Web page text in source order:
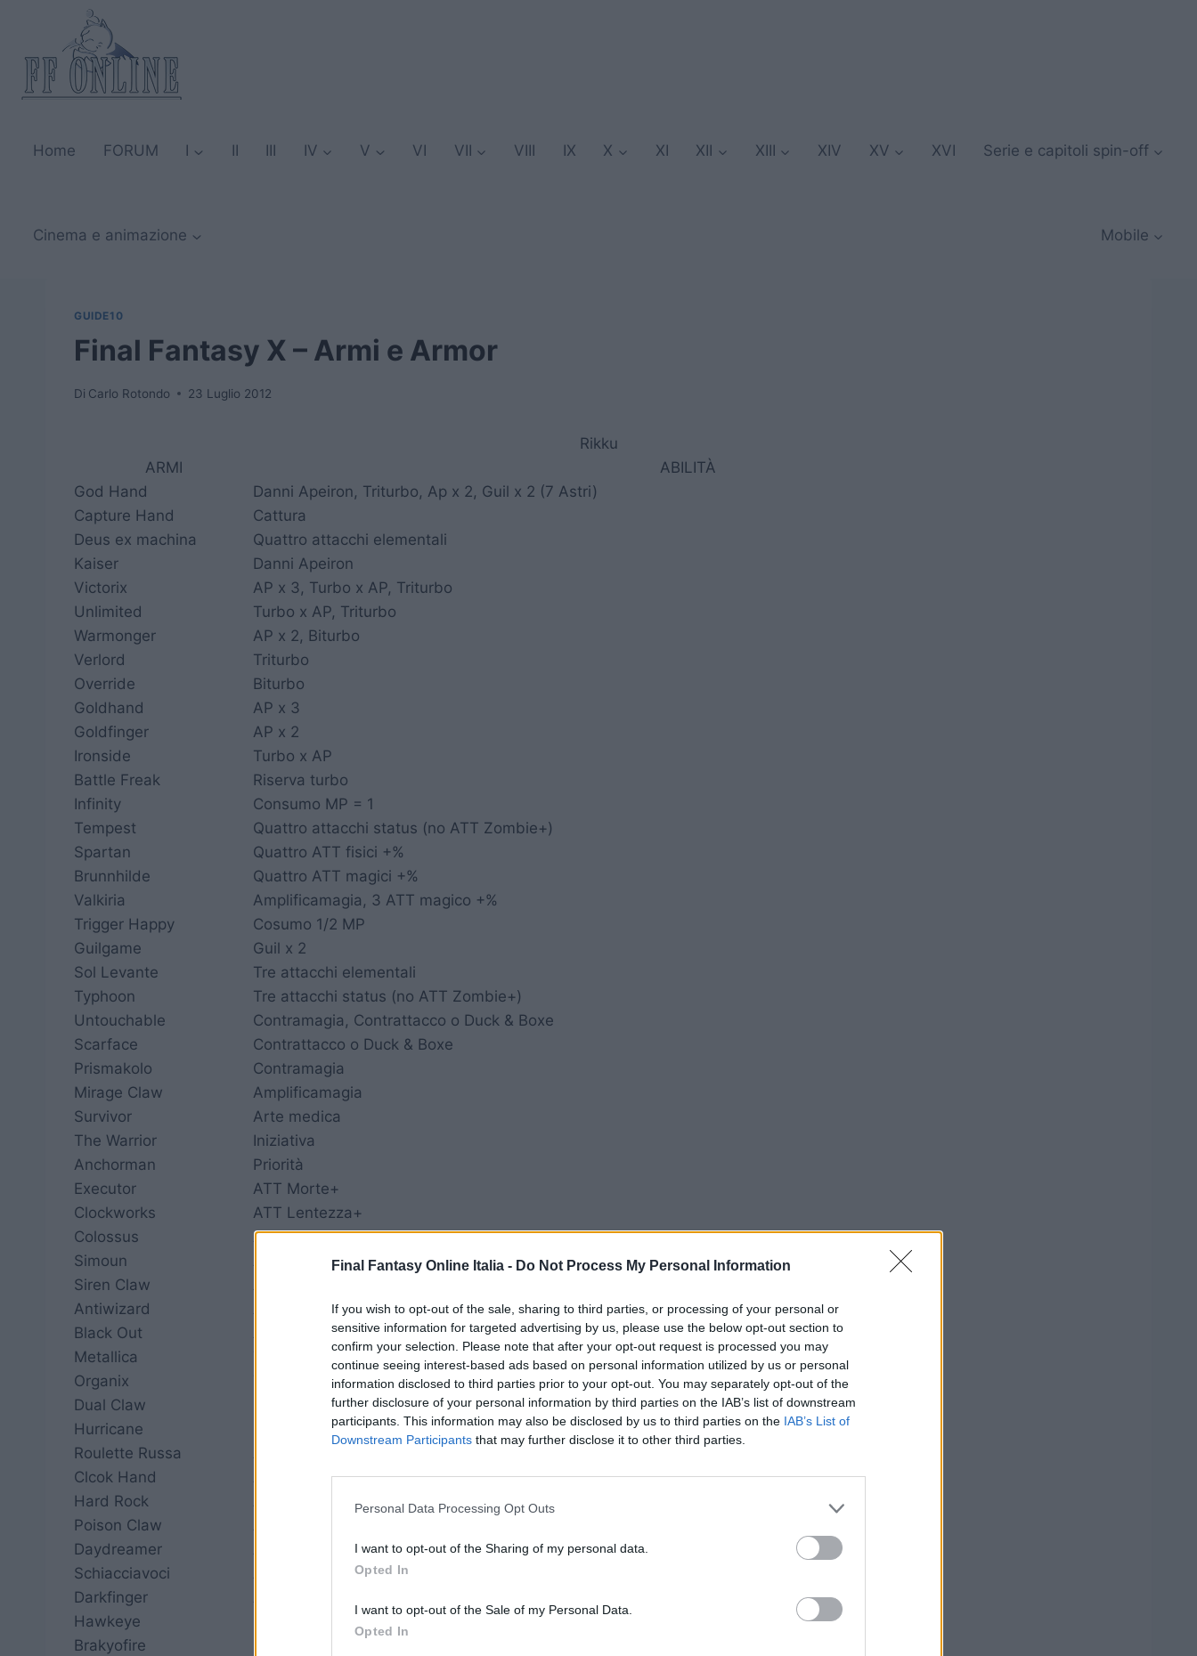
Final Fantasy Online Italia - Do Not Process My Personal Information
If you wish to opt-out of the sale, sharing to third parties, or processing of your personal or
sensitive information for targeted advertising by us, please use the below opt-out section to
confirm your selection. Please note that after your opt-out request is processed you may
continue seeing interest-based ads based on personal information utilized by us or personal
information disclosed to third parties prior to your opt-out. You may separately opt-out of the
further disclosure of your personal information by third parties on the IAB’s list of downstream
participants. This information may also be disclosed by us to third parties on the IAB’s List of
Downstream Participants that may further disclose it to other third parties.
Personal Data Processing Opt Outs
I want to opt-out of the Sharing of my personal data.
Opted In
I want to opt-out of the Sale of my Personal Data.
Opted In
contenuto
Home FORUM I II III IV V VI VII VIII IX X XI XII XIII XIV XV XVI Serie e capitoli spin-off
Cinema e animazione Mobile
GUIDE10
Final Fantasy X – Armi e Armor
Di Carlo Rotondo 23 Luglio 2012
Rikku
ARMI
ABILITÀ
God Hand
Danni Apeiron, Triturbo, Ap x 2, Guil x 2 (7 Astri)
Capture Hand
Cattura
Deus ex machina
Quattro attacchi elementali
Kaiser
Danni Apeiron
Victorix
AP x 3, Turbo x AP, Triturbo
Unlimited
Turbo x AP, Triturbo
Warmonger
AP x 2, Biturbo
Verlord
Triturbo
Override
Biturbo
Goldhand
AP x 3
Goldfinger
AP x 2
Ironside
Turbo x AP
Battle Freak
Riserva turbo
Infinity
Consumo MP = 1
Tempest
Quattro attacchi status (no ATT Zombie+)
Spartan
Quattro ATT fisici +%
Brunnhilde
Quattro ATT magici +%
Valkiria
Amplificamagia, 3 ATT magico +%
Trigger Happy
Cosumo 1/2 MP
Guilgame
Guil x 2
Sol Levante
Tre attacchi elementali
Typhoon
Tre attacchi status (no ATT Zombie+)
Untouchable
Contramagia, Contrattacco o Duck & Boxe
Scarface
Contrattacco o Duck & Boxe
Prismakolo
Contramagia
Mirage Claw
Amplificamagia
Survivor
Arte medica
The Warrior
Iniziativa
Anchorman
Priorità
Executor
ATT Morte+
Clockworks
ATT Lentezza+
Colossus
ATT Pietra+
Simoun
ATT Veleno+
Siren Claw
Antiwizard
ATT Mutismo+
Black Out
ATT Blind+
Metallica
Tre ATT fisici +%
Organix
Tre ATT fisici +%
Dual Claw
Due attacchi elementali
Hurricane
Due attacchi elementali o status (no ATT Zombie+)
Roulette Russa
Clcok Hand
ATT Lentezza
Hard Rock
Poison Claw
Daydreamer
Schiacciavoci
Darkfinger
Hawkeye
Brakyofire